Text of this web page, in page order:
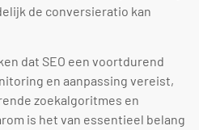
de conversieratio kan
dat SEO een voortdurend
en aanpassing vereist,
zoekalgoritmes en
is het van essentieel belang